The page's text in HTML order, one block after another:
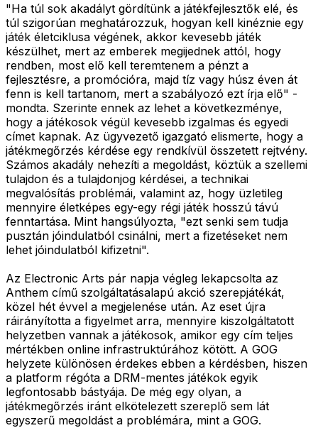
"Ha túl sok akadályt gördítünk a játékfejlesztők elé, és
túl szigorúan meghatározzuk, hogyan kell kinéznie egy
játék életciklusa végének, akkor kevesebb játék
készülhet, mert az emberek megijednek attól, hogy
rendben, most elő kell teremtenem a pénzt a
fejlesztésre, a promócióra, majd tíz vagy húsz éven át
fenn is kell tartanom, mert a szabályozó ezt írja elő" -
mondta. Szerinte ennek az lehet a következménye,
hogy a játékosok végül kevesebb izgalmas és egyedi
címet kapnak. Az ügyvezető igazgató elismerte, hogy a
játékmegőrzés kérdése egy rendkívül összetett rejtvény.
Számos akadály nehezíti a megoldást, köztük a szellemi
tulajdon és a tulajdonjog kérdései, a technikai
megvalósítás problémái, valamint az, hogy üzletileg
mennyire életképes egy-egy régi játék hosszú távú
fenntartása. Mint hangsúlyozta, "ezt senki sem tudja
pusztán jóindulatból csinálni, mert a fizetéseket nem
lehet jóindulatból kifizetni".
Az Electronic Arts pár napja végleg lekapcsolta az
Anthem című szolgáltatásalapú akció szerepjátékát,
közel hét évvel a megjelenése után. Az eset újra
ráirányította a figyelmet arra, mennyire kiszolgáltatott
helyzetben vannak a játékosok, amikor egy cím teljes
mértékben online infrastruktúrához kötött. A GOG
helyzete különösen érdekes ebben a kérdésben, hiszen
a platform régóta a DRM-mentes játékok egyik
legfontosabb bástyája. De még egy olyan, a
játékmegőrzés iránt elkötelezett szereplő sem lát
egyszerű megoldást a problémára, mint a GOG.